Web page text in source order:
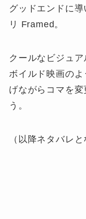
グッドエンドに
リ Framed。
クールなビジュ
ボイルド映画の
げながらコマを
う。
（以降ネタバレ